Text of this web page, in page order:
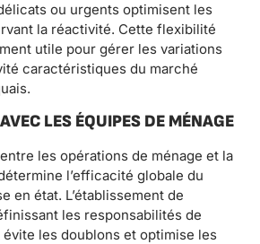
ou urgents optimisent les
la réactivité. Cette flexibilité
utile pour gérer les variations
caractéristiques du marché
LES ÉQUIPES DE MÉNAGE
les opérations de ménage et la
l’efficacité globale du
en état. L’établissement de
les responsabilités de
les doublons et optimise les